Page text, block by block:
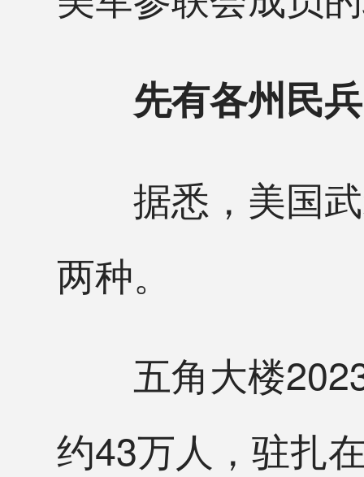
先有各州民
据悉，美国武
两种。
五角大楼2023
约43万人，驻扎